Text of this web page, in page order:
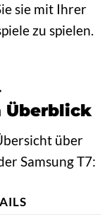
sie mit Ihrer
zu spielen.
Überblick
über
Samsung T7: